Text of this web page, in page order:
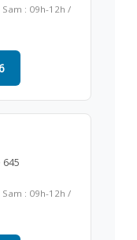
Sam : 09h-12h /
Sam : 09h-12h /